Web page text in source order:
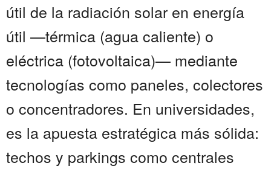
útil de la radiación solar en energía
útil —térmica (agua caliente) o
eléctrica (fotovoltaica)— mediante
tecnologías como paneles, colectores
o concentradores. En universidades,
es la apuesta estratégica más sólida:
techos y parkings como centrales